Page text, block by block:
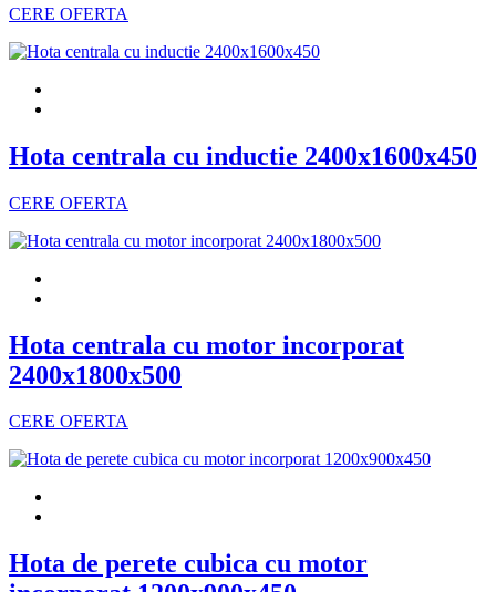
CERE OFERTA
Hota centrala cu inductie 2400x1600x450
CERE OFERTA
Hota centrala cu motor incorporat
2400x1800x500
CERE OFERTA
Hota de perete cubica cu motor